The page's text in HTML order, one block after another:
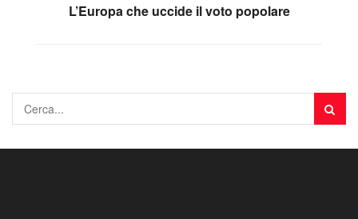
L’Europa che uccide il voto popolare